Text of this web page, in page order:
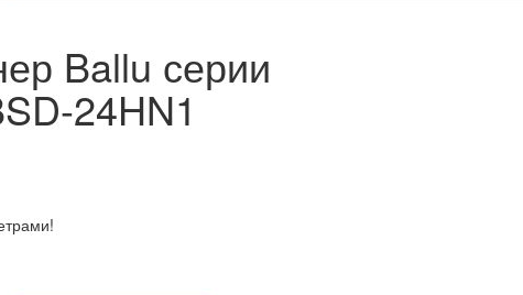
Ballu серии
24HN1